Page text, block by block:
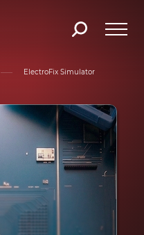
ElectroFix Simulator